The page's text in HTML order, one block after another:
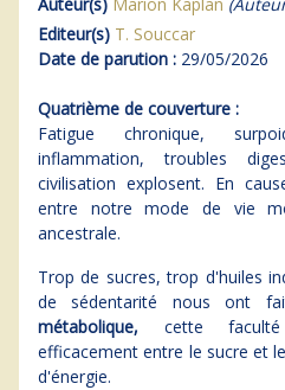
Auteur(s) Marion Kaplan
Editeur(s) T. Souccar
Date de parution : 29/05/2026
Quatrième de couverture :
Fatigue chronique,
inflammation, troubles
civilisation explosent. En
entre notre mode de vie
ancestrale.
Trop de sucres, trop d'huiles
de sédentarité nous ont
métabolique, cette
efficacement entre le sucre et
d'énergie.